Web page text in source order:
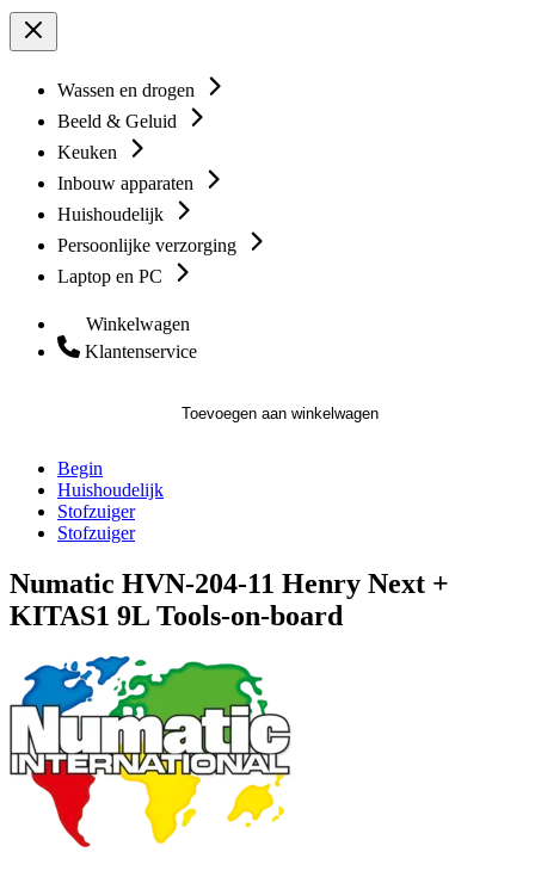
Wassen en drogen
Beeld & Geluid
Keuken
Inbouw apparaten
Huishoudelijk
Persoonlijke verzorging
Laptop en PC
Winkelwagen
Klantenservice
Toevoegen aan winkelwagen
Begin
Huishoudelijk
Stofzuiger
Stofzuiger
Numatic HVN-204-11 Henry Next +
KITAS1 9L Tools-on-board